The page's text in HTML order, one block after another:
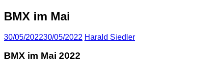
BMX im Mai
30/05/202230/05/2022 Harald Siedler
BMX im Mai 2022